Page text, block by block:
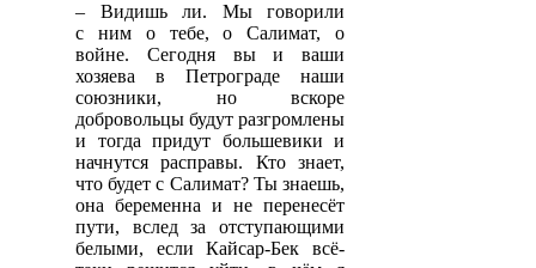
– Видишь ли. Мы говорили
с ним о тебе, о Салимат, о
войне. Сегодня вы и ваши
хозяева в Петрограде наши
союзники, но вскоре
добровольцы будут разгромлены
и тогда придут большевики и
начнутся расправы. Кто знает,
что будет с Салимат? Ты знаешь,
она беременна и не перенесёт
пути, вслед за отступающими
белыми, если Кайсар-Бек всё-